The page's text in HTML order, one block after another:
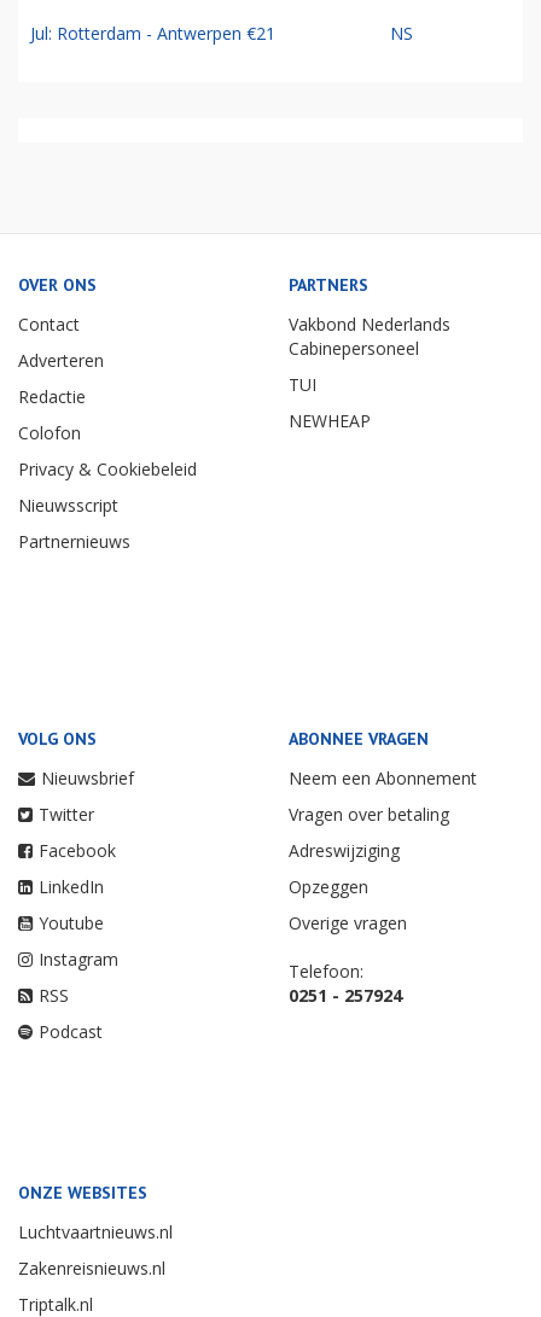
Jul: Rotterdam - Antwerpen €21 NS
OVER ONS
Contact
Adverteren
Redactie
Colofon
Privacy & Cookiebeleid
Nieuwsscript
Partnernieuws
PARTNERS
Vakbond Nederlands
Cabinepersoneel
TUI
NEWHEAP
VOLG ONS
Nieuwsbrief
Twitter
Facebook
LinkedIn
Youtube
Instagram
RSS
Podcast
ABONNEE VRAGEN
Neem een Abonnement
Vragen over betaling
Adreswijziging
Opzeggen
Overige vragen
Telefoon:
0251 - 257924
ONZE WEBSITES
Luchtvaartnieuws.nl
Zakenreisnieuws.nl
Triptalk.nl